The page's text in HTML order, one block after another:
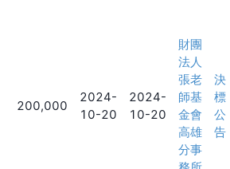
200,000
2024-
10-20
2024-
10-20
財團
法人
張老
師基
金會
高雄
分事
決
標
公
告